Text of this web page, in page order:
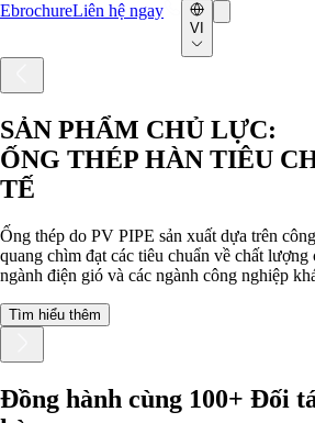
EbrochureLiên hệ ngay
VI
SẢN PHẨM CHỦ LỰC:
ỐNG THÉP HÀN TIÊU
TẾ
Ống thép do PV PIPE sản xuất dựa trên
quang chìm đạt các tiêu chuẩn về chất lượng
ngành điện gió và các ngành công nghiệp
Tìm hiểu thêm
Đồng hành cùng 100+ Đối